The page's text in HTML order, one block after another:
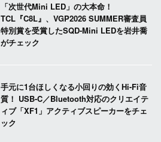
「次世代Mini LED」の大本命！
TCL『C8L』、VGP2026 SUMMER審査員
特別賞を受賞したSQD-Mini LEDを岩井喬
がチェック
手元に1台ほしくなる小回りの効くHi-Fi音
質！ USB-C／Bluetooth対応のクリエイテ
ィブ「XF1」アクティブスピーカーをチェ
ック